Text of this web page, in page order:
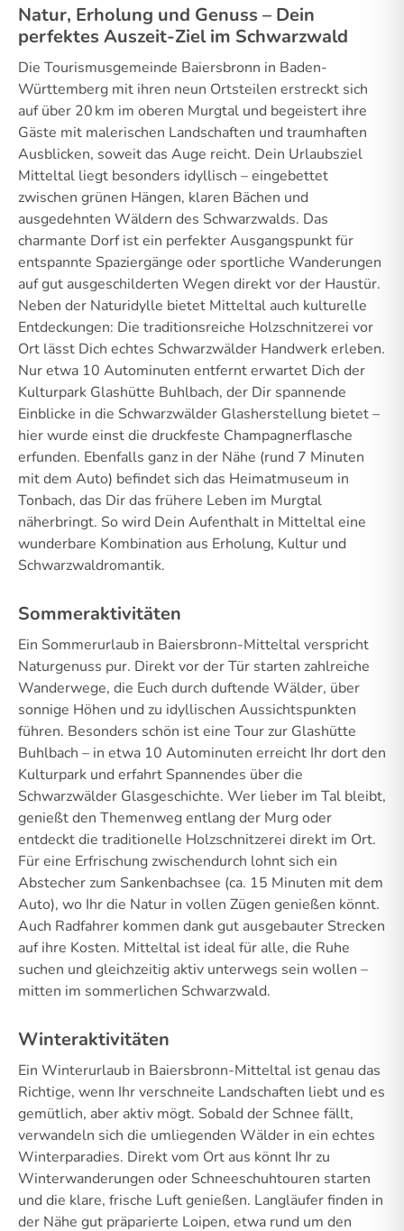
Natur, Erholung und Genuss – Dein
perfektes Auszeit-Ziel im Schwarzwald
Die Tourismusgemeinde Baiersbronn in Baden-
Württemberg mit ihren neun Ortsteilen erstreckt sich
auf über 20 km im oberen Murgtal und begeistert ihre
Gäste mit malerischen Landschaften und traumhaften
Ausblicken, soweit das Auge reicht. Dein Urlaubsziel
Mitteltal liegt besonders idyllisch – eingebettet
zwischen grünen Hängen, klaren Bächen und
ausgedehnten Wäldern des Schwarzwalds. Das
charmante Dorf ist ein perfekter Ausgangspunkt für
entspannte Spaziergänge oder sportliche Wanderungen
auf gut ausgeschilderten Wegen direkt vor der Haustür.
Neben der Naturidylle bietet Mitteltal auch kulturelle
Entdeckungen: Die traditionsreiche Holzschnitzerei vor
Ort lässt Dich echtes Schwarzwälder Handwerk erleben.
Nur etwa 10 Autominuten entfernt erwartet Dich der
Kulturpark Glashütte Buhlbach, der Dir spannende
Einblicke in die Schwarzwälder Glasherstellung bietet –
hier wurde einst die druckfeste Champagnerflasche
erfunden. Ebenfalls ganz in der Nähe (rund 7 Minuten
mit dem Auto) befindet sich das Heimatmuseum in
Tonbach, das Dir das frühere Leben im Murgtal
näherbringt. So wird Dein Aufenthalt in Mitteltal eine
wunderbare Kombination aus Erholung, Kultur und
Schwarzwaldromantik.
Sommeraktivitäten
Ein Sommerurlaub in Baiersbronn-Mitteltal verspricht
Naturgenuss pur. Direkt vor der Tür starten zahlreiche
Wanderwege, die Euch durch duftende Wälder, über
sonnige Höhen und zu idyllischen Aussichtspunkten
führen. Besonders schön ist eine Tour zur Glashütte
Buhlbach – in etwa 10 Autominuten erreicht Ihr dort den
Kulturpark und erfahrt Spannendes über die
Schwarzwälder Glasgeschichte. Wer lieber im Tal bleibt,
genießt den Themenweg entlang der Murg oder
entdeckt die traditionelle Holzschnitzerei direkt im Ort.
Für eine Erfrischung zwischendurch lohnt sich ein
Abstecher zum Sankenbachsee (ca. 15 Minuten mit dem
Auto), wo Ihr die Natur in vollen Zügen genießen könnt.
Auch Radfahrer kommen dank gut ausgebauter Strecken
auf ihre Kosten. Mitteltal ist ideal für alle, die Ruhe
suchen und gleichzeitig aktiv unterwegs sein wollen –
mitten im sommerlichen Schwarzwald.
Winteraktivitäten
Ein Winterurlaub in Baiersbronn-Mitteltal ist genau das
Richtige, wenn Ihr verschneite Landschaften liebt und es
gemütlich, aber aktiv mögt. Sobald der Schnee fällt,
verwandeln sich die umliegenden Wälder in ein echtes
Winterparadies. Direkt vom Ort aus könnt Ihr zu
Winterwanderungen oder Schneeschuhtouren starten
und die klare, frische Luft genießen. Langläufer finden in
der Nähe gut präparierte Loipen, etwa rund um den